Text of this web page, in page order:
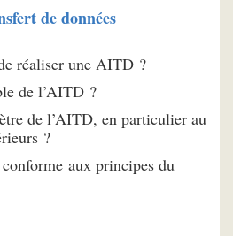
de données
réaliser une AITD ?
de l’AITD ?
de l’AITD, en particulier au
?
aux principes du